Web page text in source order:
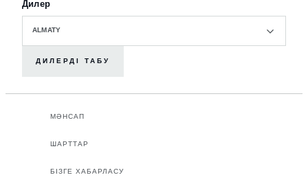
Дилер
ALMATY
ДИЛЕРДІ ТАБУ
МӘНСАП
ШАРТТАР
БІЗГЕ ХАБАРЛАСУ